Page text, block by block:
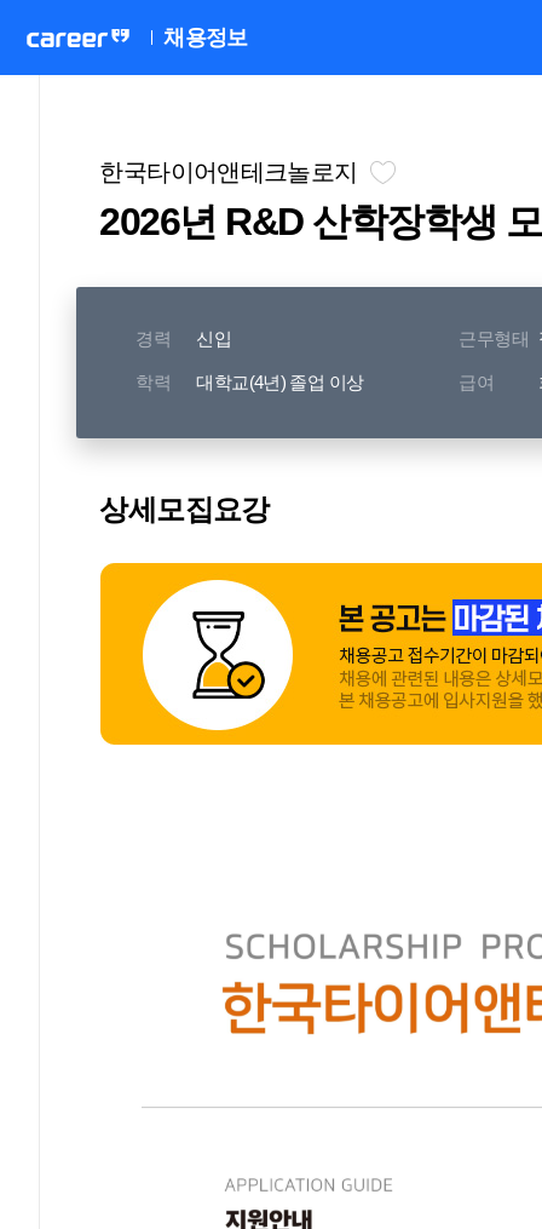
채용정보
한국타이어앤테크놀로지
2026년 R&D 산학장학생
경력 신입 근무형태
학력 대학교(4년) 졸업 이상 급여
상세모집요강